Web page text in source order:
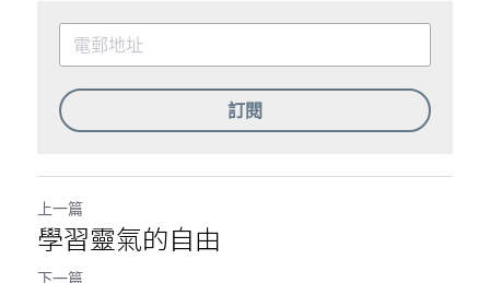
訂閱
上一篇
學習靈氣的自由
下一篇